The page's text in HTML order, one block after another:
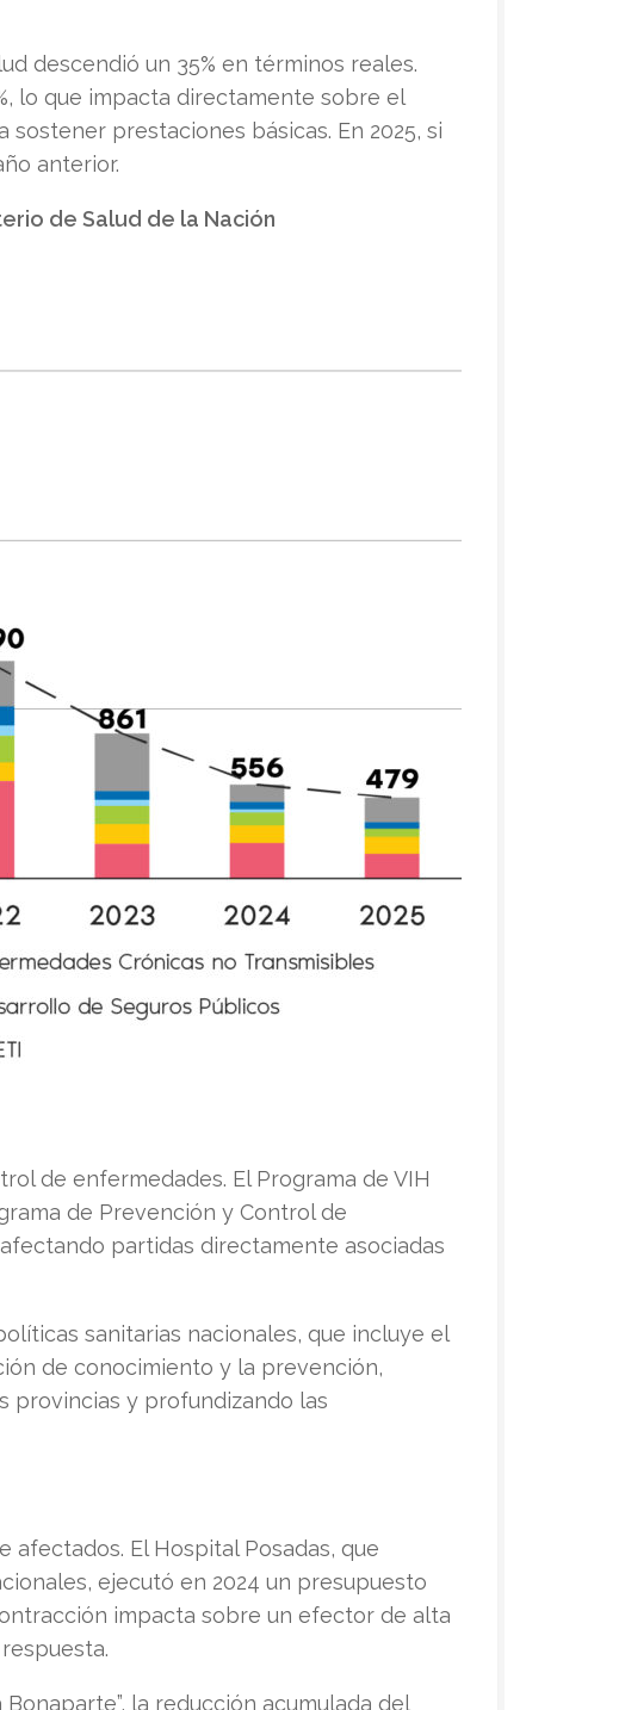
descendió un 35% en términos reales.
lo que impacta directamente sobre el
prestaciones básicas. En 2025, si
anterior.
de Salud de la Nación
de enfermedades. El Programa de VIH
de Prevención y Control de
partidas directamente asociadas
sanitarias nacionales, que incluye el
de conocimiento y la prevención,
provincias y profundizando las
El Hospital Posadas, que
ejecutó en 2024 un presupuesto
impacta sobre un efector de alta
la reducción acumulada del